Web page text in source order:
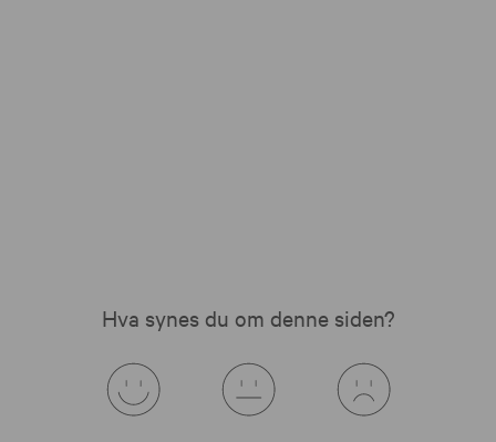
Hva synes du om denne siden?